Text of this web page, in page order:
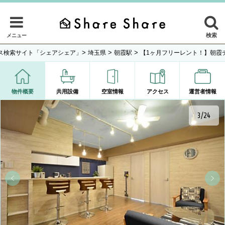
メニュー 検索
検索サイト「シェアシェア」 > 埼玉県 > 朝霞駅 > 【1ヶ月フリーレント！】朝霞
物件概要 共用設備 空室情報 アクセス 運営者情報
4/24